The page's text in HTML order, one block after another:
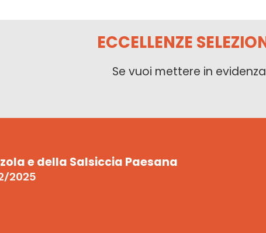
ECCELLENZE
Se vuoi mettere in
e della Salsiccia Paesana
2025